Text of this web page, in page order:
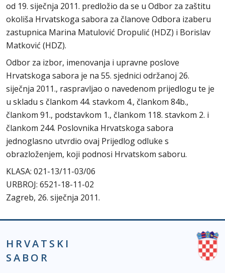
od 19. siječnja 2011. predložio da se u Odbor za zaštitu
okoliša Hrvatskoga sabora za članove Odbora izaberu
zastupnica Marina Matulović Dropulić (HDZ) i Borislav
Matković (HDZ).
Odbor za izbor, imenovanja i upravne poslove
Hrvatskoga sabora je na 55. sjednici održanoj 26.
siječnja 2011., raspravljao o navedenom prijedlogu te je
u skladu s člankom 44. stavkom 4., člankom 84b.,
člankom 91., podstavkom 1., člankom 118. stavkom 2. i
člankom 244. Poslovnika Hrvatskoga sabora
jednoglasno utvrdio ovaj Prijedlog odluke s
obrazloženjem, koji podnosi Hrvatskom saboru.
KLASA: 021-13/11-03/06
URBROJ: 6521-18-11-02
Zagreb, 26. siječnja 2011.
HRVATSKI
SABOR